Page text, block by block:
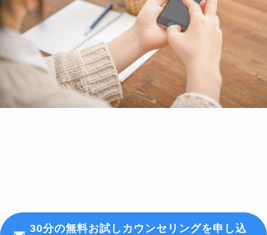
30分の無料お試しカウンセリングを申し込